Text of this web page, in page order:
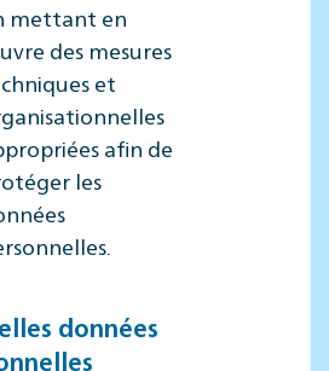
mettant en
des mesures
et
afin de
les
données